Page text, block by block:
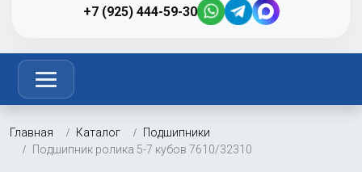
+7 (925) 444-59-30
Главная Каталог
Подшипники
Подшипник ролика 5-7 кубов 7610/32310